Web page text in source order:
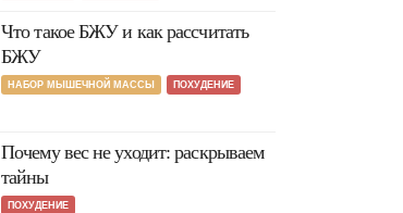
Что такое БЖУ и как рассчитать
БЖУ
НАБОР МЫШЕЧНОЙ МАССЫ ПОХУДЕНИЕ
Почему вес не уходит: раскрываем
тайны
ПОХУДЕНИЕ